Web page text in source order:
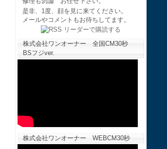
是非、1度、顔を見に来てください。
メールやコメントもお待ちしてます。
株式会社ワンオーナー 全国CM30秒
BSフジver.
株式会社ワンオーナー WEBCM30秒